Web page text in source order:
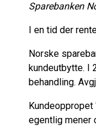
Sparebanken
I en tid der
Norske
kundeutbytte. I
behandling.
egentlig mener